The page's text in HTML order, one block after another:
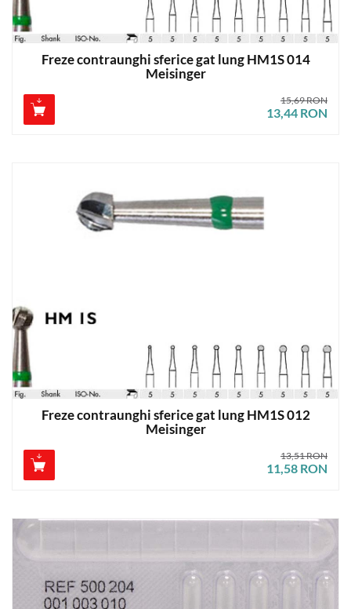
Freze contraunghi sferice gat lung HM1S 014
Meisinger
13,44 RON
15,69 RON
Freze contraunghi sferice gat lung HM1S 012
Meisinger
11,58 RON
13,51 RON